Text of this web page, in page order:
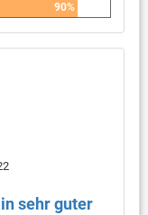
90%
sehr guter